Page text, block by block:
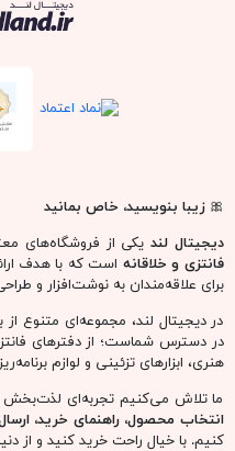
🎀زیبا بنویسید، خاص بمانید
دیجیتال لند یکی از فروشگاه‌های
فانتزی و خلاقانه است که با هدف
برای علاقه‌مندان به نوشت‌افزار و
در دیجیتال لند، مجموعه‌ای متنوع
در دسترس شماست؛ از دفترهای
هنری، ابزارهای تزئینی و لوازم
ما تلاش می‌کنیم تجربه‌ای لذت‌بخش
انتخاب محصول، راهنمای خرید،
کنیم. با خیال راحت خرید کنید و از